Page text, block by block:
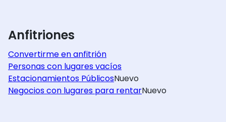
Anfitriones
Convertirme en anfitrión
Personas con lugares vacíos
Estacionamientos PúblicosNuevo
Negocios con lugares para rentarNuevo